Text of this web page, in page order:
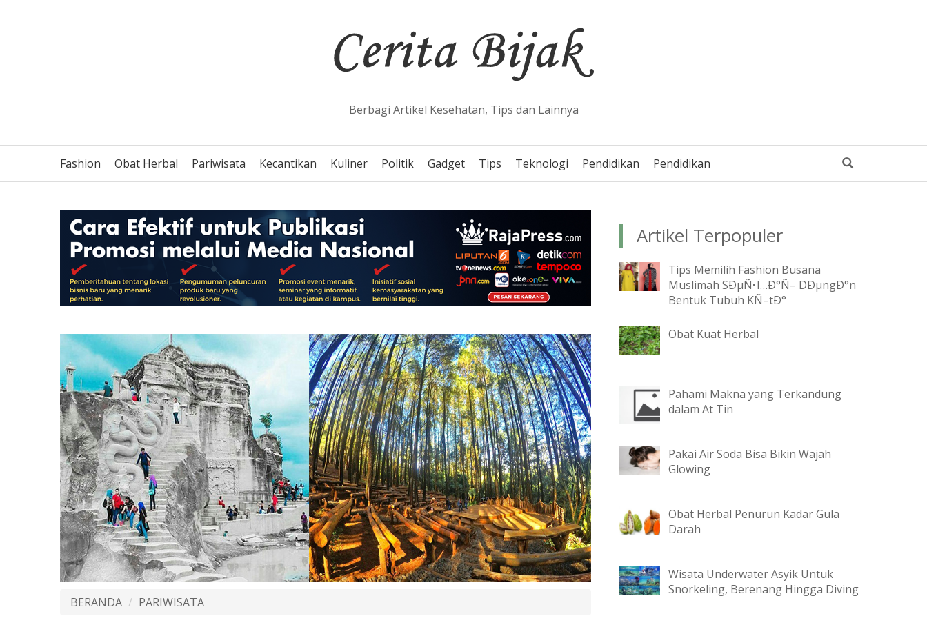
Berbagi Artikel Kesehatan, Tips dan Lainnya
Fashion Obat Herbal Pariwisata Kecantikan Kuliner Politik Gadget Tips Teknologi Pendidikan Pendidikan
BERANDA PARIWISATA
Artikel Terpopuler
Tips Memilih Fashion Busana
Muslimah SÐµÑ•Ï…Ð°Ñ– DÐµngÐ°n
Bentuk Tubuh KÑ–tÐ°
Obat Kuat Herbal
Pahami Makna yang Terkandung
dalam At Tin
Pakai Air Soda Bisa Bikin Wajah
Glowing
Obat Herbal Penurun Kadar Gula
Darah
Wisata Underwater Asyik Untuk
Snorkeling, Berenang Hingga Diving